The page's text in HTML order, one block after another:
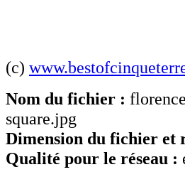
(c)
Nom du fichier :
square.jpg
Dimension du fichier et
Qualité pour le réseau :